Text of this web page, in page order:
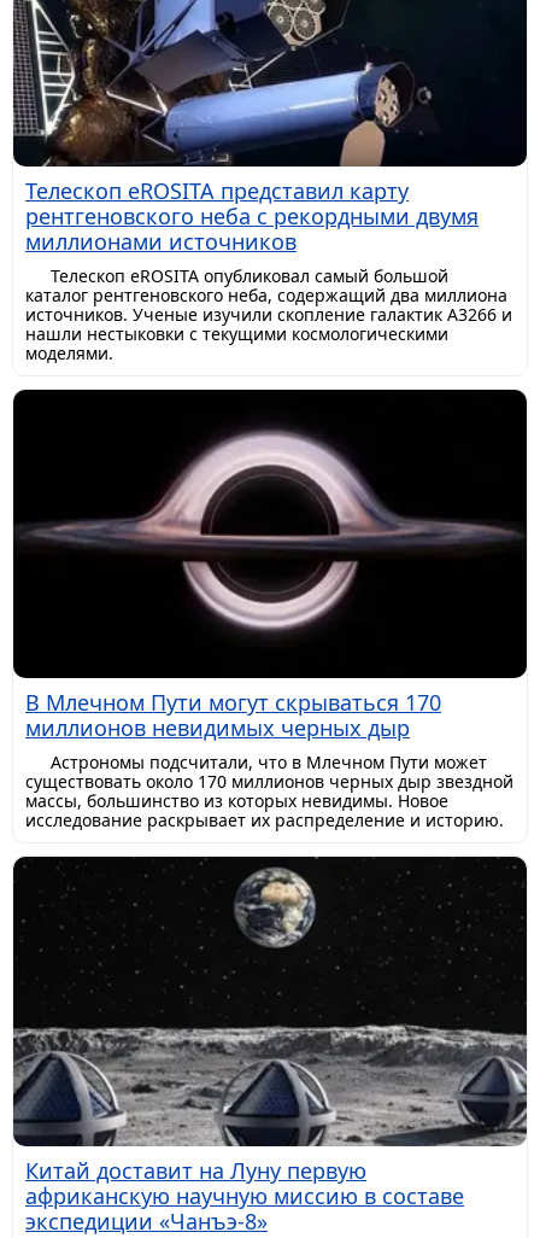
Телескоп eROSITA представил карту
рентгеновского неба с рекордными двумя
миллионами источников
Телескоп eROSITA опубликовал самый большой
каталог рентгеновского неба, содержащий два миллиона
источников. Ученые изучили скопление галактик A3266 и
нашли нестыковки с текущими космологическими
моделями.
В Млечном Пути могут скрываться 170
миллионов невидимых черных дыр
Астрономы подсчитали, что в Млечном Пути может
существовать около 170 миллионов черных дыр звездной
массы, большинство из которых невидимы. Новое
исследование раскрывает их распределение и историю.
Китай доставит на Луну первую
африканскую научную миссию в составе
экспедиции «Чанъэ-8»